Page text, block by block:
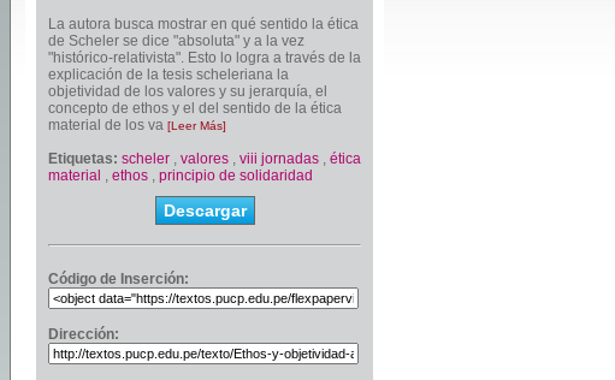
La autora busca mostrar en qué sentido la ética
de Scheler se dice "absoluta" y a la vez
"histórico-relativista". Esto lo logra a través de la
explicación de la tesis scheleriana la
objetividad de los valores y su jerarquía, el
concepto de ethos y el del sentido de la ética
material de los va [Leer Más]
Etiquetas: scheler , valores , viii jornadas , ética
material , ethos , principio de solidaridad
Descargar
Código de Inserción:
Dirección: